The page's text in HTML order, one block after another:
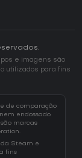
e imagens são
utilizados para fins
de comparação
endossado
marcas
da Steam e
fins